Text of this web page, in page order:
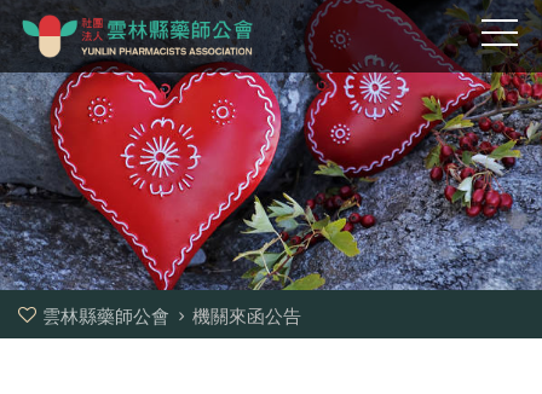
雲林縣藥師公會 機關來函公告